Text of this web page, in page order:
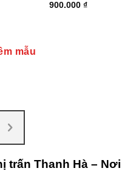
900.000 ₫
mẫu
trấn Thanh Hà – Nơi